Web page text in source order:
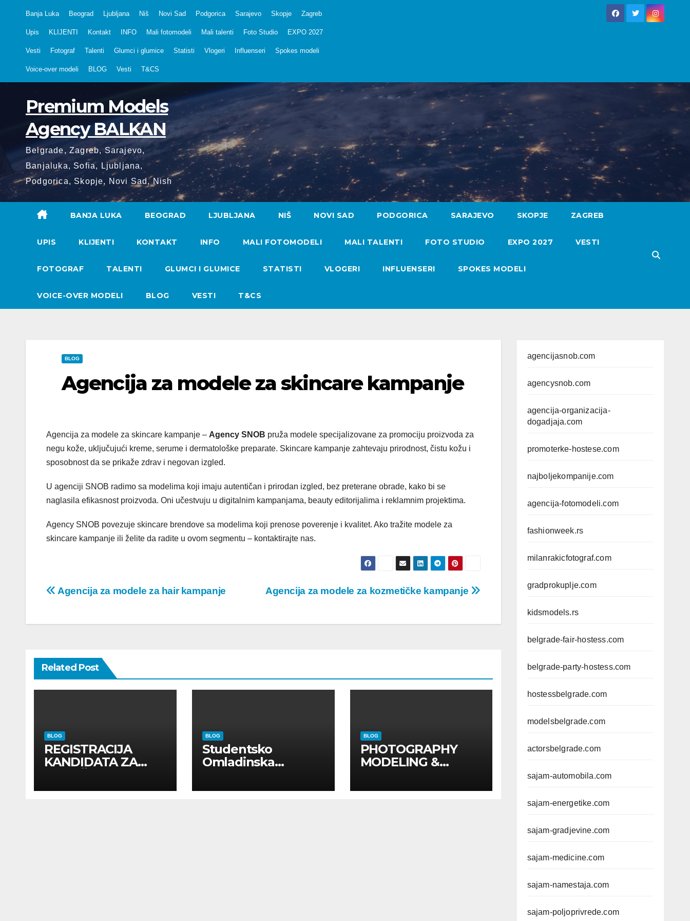
Banja Luka Beograd Ljubljana Niš Novi Sad Podgorica Sarajevo Skopje Zagreb
Upis KLIJENTI Kontakt INFO Mali fotomodeli Mali talenti Foto Studio EXPO 2027
Vesti Fotograf Talenti Glumci i glumice Statisti Vlogeri Influenseri Spokes modeli
Voice-over modeli BLOG Vesti T&CS
Premium Models
Agency BALKAN
Belgrade, Zagreb, Sarajevo,
Banjaluka, Sofia, Ljubljana,
Podgorica, Skopje, Novi Sad, Nish
BANJA LUKA BEOGRAD LJUBLJANA NIŠ NOVI SAD PODGORICA SARAJEVO SKOPJE ZAGREB
UPIS KLIJENTI KONTAKT INFO MALI FOTOMODELI MALI TALENTI FOTO STUDIO EXPO 2027 VESTI
FOTOGRAF TALENTI GLUMCI I GLUMICE STATISTI VLOGERI INFLUENSERI SPOKES MODELI
VOICE-OVER MODELI BLOG VESTI T&CS
BLOG
Agencija za modele za skincare kampanje
Agencija za modele za skincare kampanje – Agency SNOB pruža modele specijalizovane za promociju proizvoda za
negu kože, uključujući kreme, serume i dermatološke preparate. Skincare kampanje zahtevaju prirodnost, čistu kožu i
sposobnost da se prikaže zdrav i negovan izgled.
U agenciji SNOB radimo sa modelima koji imaju autentičan i prirodan izgled, bez preterane obrade, kako bi se
naglasila efikasnost proizvoda. Oni učestvuju u digitalnim kampanjama, beauty editorijalima i reklamnim projektima.
Agency SNOB povezuje skincare brendove sa modelima koji prenose poverenje i kvalitet. Ako tražite modele za
skincare kampanje ili želite da radite u ovom segmentu – kontaktirajte nas.
Post
Agencija za modele za kozmetičke kampanje
Agencija za modele za hair kampanje
Related Post
BLOG
REGISTRACIJA
KANDIDATA ZA
INOSTRANIM
BLOG
Studentsko
Omladinska
Kompanije“
BLOG
PHOTOGRAPHY
MODELING &
PRODUCTION
agencijasnob.com
agencysnob.com
agencija-organizacija-
dogadjaja.com
promoterke-hostese.com
najboljekompanije.com
agencija-fotomodeli.com
fashionweek.rs
milanrakicfotograf.com
gradprokuplje.com
kidsmodels.rs
belgrade-fair-hostess.com
belgrade-party-hostess.com
hostessbelgrade.com
modelsbelgrade.com
actorsbelgrade.com
sajam-automobila.com
sajam-energetike.com
sajam-gradjevine.com
sajam-medicine.com
sajam-namestaja.com
sajam-poljoprivrede.com